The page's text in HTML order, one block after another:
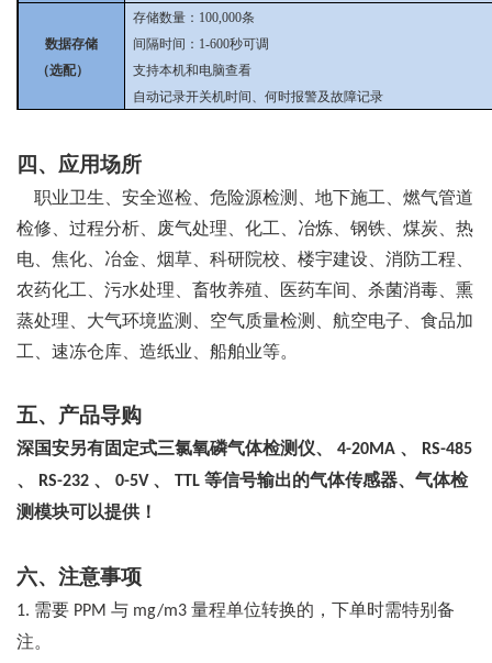
数据存储
（选配）
存储数量：100,000条
间隔时间：1-600秒可调
支持本机和电脑查看
自动记录开关机时间、何时报警及故障记录
四、应用场所
职业卫生、安全巡检、危险源检测、地下施工、燃气管道
检修、过程分析、废气处理、化工、冶炼、钢铁、煤炭、热
电、焦化、冶金、烟草、科研院校、楼宇建设、消防工程、
农药化工、污水处理、畜牧养殖、医药车间、杀菌消毒、熏
蒸处理、大气环境监测、空气质量检测、航空电子、食品加
工、速冻仓库、造纸业、船舶业等。
五、产品导购
深国安另有固定式三氯氧磷气体检测仪、 4-20MA 、 RS-485
、 RS-232 、 0-5V 、 TTL 等信号输出的气体传感器、气体检
测模块可以提供！
六、注意事项
1. 需要 PPM 与 mg/m3 量程单位转换的，下单时需特别备
注。